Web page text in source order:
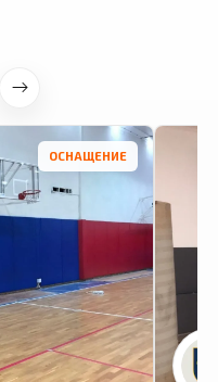
ОСНАЩЕНИЕ